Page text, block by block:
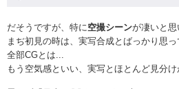
だそうですが、特に 空撮シーンが凄いと思
まぢ初見の時は、実写合成とばっかり思
全部CGとは...
もう空気感といい、実写とほとんど見分け